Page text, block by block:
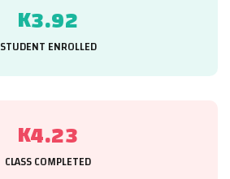
2
9
.
3
K
STUDENT ENROLLED
3
2
.
4
K
CLASS COMPLETED